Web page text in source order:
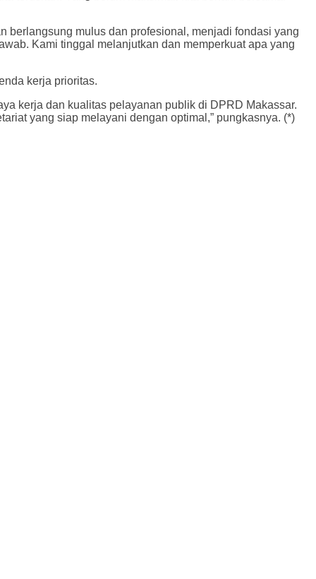
berlangsung mulus dan profesional, menjadi fondasi yang
Kami tinggal melanjutkan dan memperkuat apa yang
kerja prioritas.
kerja dan kualitas pelayanan publik di DPRD Makassar.
yang siap melayani dengan optimal,” pungkasnya. (*)